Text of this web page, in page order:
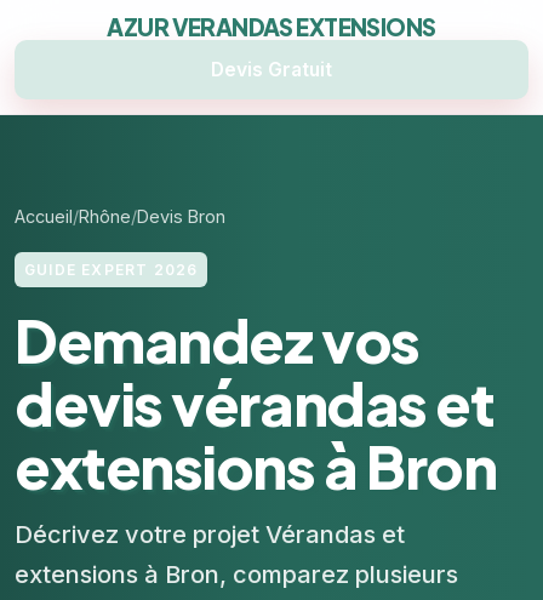
AZUR VERANDAS EXTENSIONS
Devis Gratuit
Accueil Rhône Devis Bron
GUIDE EXPERT 2026
Demandez vos
devis vérandas et
extensions à Bron
Décrivez votre projet Vérandas et
extensions à Bron, comparez plusieurs